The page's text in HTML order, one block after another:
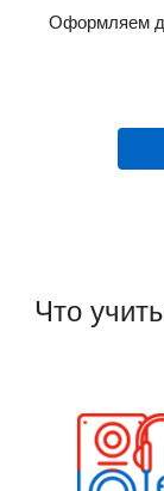
Оформляем
Что